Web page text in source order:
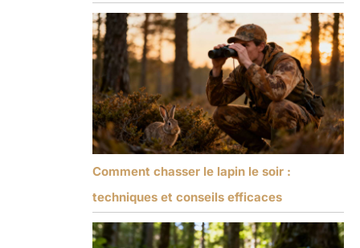
Comment chasser le lapin le soir :
techniques et conseils efficaces